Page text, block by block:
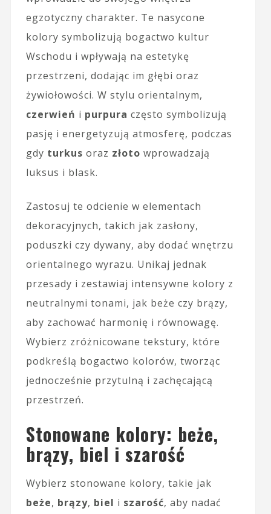
egzotyczny charakter. Te nasycone
kolory symbolizują bogactwo kultur
Wschodu i wpływają na estetykę
przestrzeni, dodając im głębi oraz
żywiołowości. W stylu orientalnym,
czerwień i purpura często symbolizują
pasję i energetyzują atmosferę, podczas
gdy turkus oraz złoto wprowadzają
luksus i blask.
Zastosuj te odcienie w elementach
dekoracyjnych, takich jak zasłony,
poduszki czy dywany, aby dodać wnętrzu
orientalnego wyrazu. Unikaj jednak
przesady i zestawiaj intensywne kolory z
neutralnymi tonami, jak beże czy brązy,
aby zachować harmonię i równowagę.
Wybierz zróżnicowane tekstury, które
podkreślą bogactwo kolorów, tworząc
jednocześnie przytulną i zachęcającą
przestrzeń.
Stonowane kolory: beże,
brązy, biel i szarość
Wybierz stonowane kolory, takie jak
beże, brązy, biel i szarość, aby nadać